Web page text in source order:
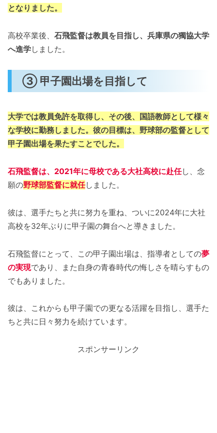
となりました。
高校卒業後、 石飛監督は教員を目指し、兵庫県の獨協大学
へ進学しました。
③ 甲子園出場を目指して
大学では教員免許を取得し、その後、国語教師として様々
な学校に勤務しました。彼の目標は、野球部の監督として
甲子園出場を果たすことでした。
石飛監督は、2021年に母校である大社高校に赴任し、念
願の野球部監督に就任しました。
彼は、選手たちと共に努力を重ね、ついに2024年に大社
高校を32年ぶりに甲子園の舞台へと導きました。
石飛監督にとって、この甲子園出場は、指導者としての夢
の実現であり、また自身の青春時代の悔しさを晴らすもの
でもありました。
彼は、これからも甲子園での更なる活躍を目指し、選手た
ちと共に日々努力を続けています。
スポンサーリンク